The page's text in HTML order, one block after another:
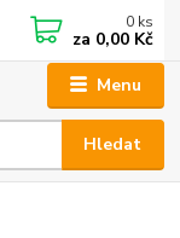
Menu
Hledat
0 ks
za 0,00 Kč